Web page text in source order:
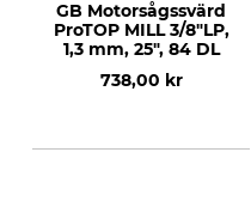
GB Motorsågssvärd
ProTOP MILL 3/8"LP,
1,3 mm, 25", 84 DL
738,00 kr